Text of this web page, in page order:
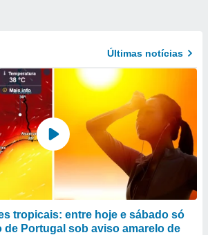
Últimas notícias
tropicais: entre hoje e sábado só
de Portugal sob aviso amarelo de